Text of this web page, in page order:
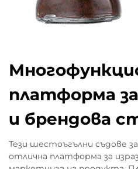
платформа
и брендова
Тези шестоъгълни съдове
отлична платформа за